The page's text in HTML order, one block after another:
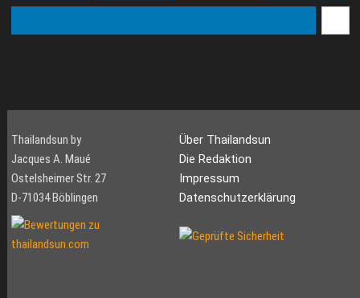
Thailandsun by
Jacques A. Maué
Ostelsheimer Str. 27
D-71034 Böblingen
Über Thailandsun
Die Redaktion
Impressum
Datenschutzerklärung